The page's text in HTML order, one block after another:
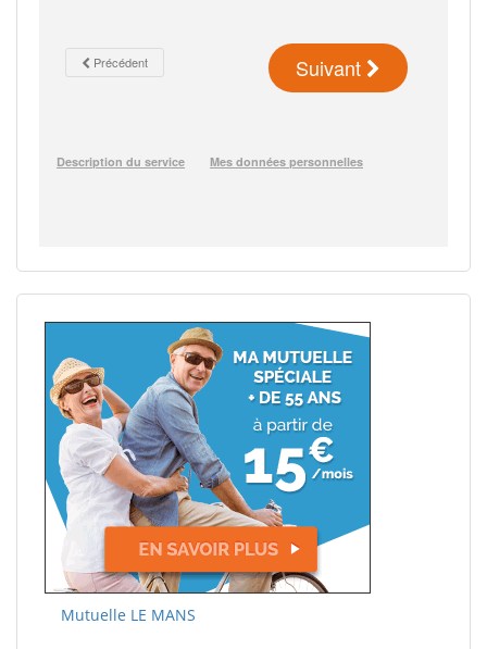
Mutuelle LE MANS